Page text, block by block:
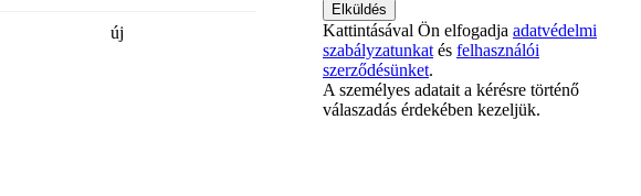
új Kattintásával Ön elfogadja adatvédelmi
szabályzatunkat és felhasználói
szerződésünket.
A személyes adatait a kérésre történő
válaszadás érdekében kezeljük.